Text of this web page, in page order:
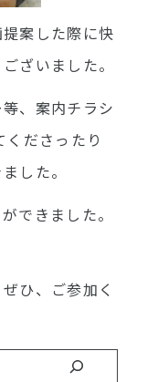
案した際に快
ざいました。
、案内チラシ
くださったり
した。
できました。
ひ、ご参加く